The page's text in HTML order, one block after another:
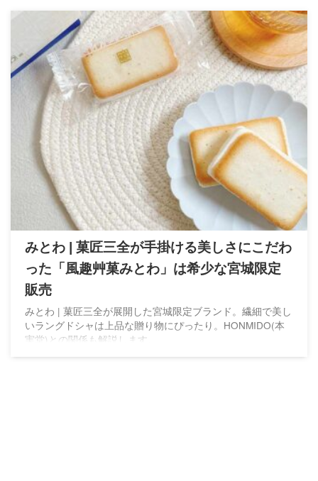
みとわ | 菓匠三全が手掛ける美しさにこだわ
った「風趣艸菓みとわ」は希少な宮城限定
販売
みとわ | 菓匠三全が展開した宮城限定ブランド。繊細で美し
いラングドシャは上品な贈り物にぴったり。HONMIDO(本
実堂)との関係も解説します。